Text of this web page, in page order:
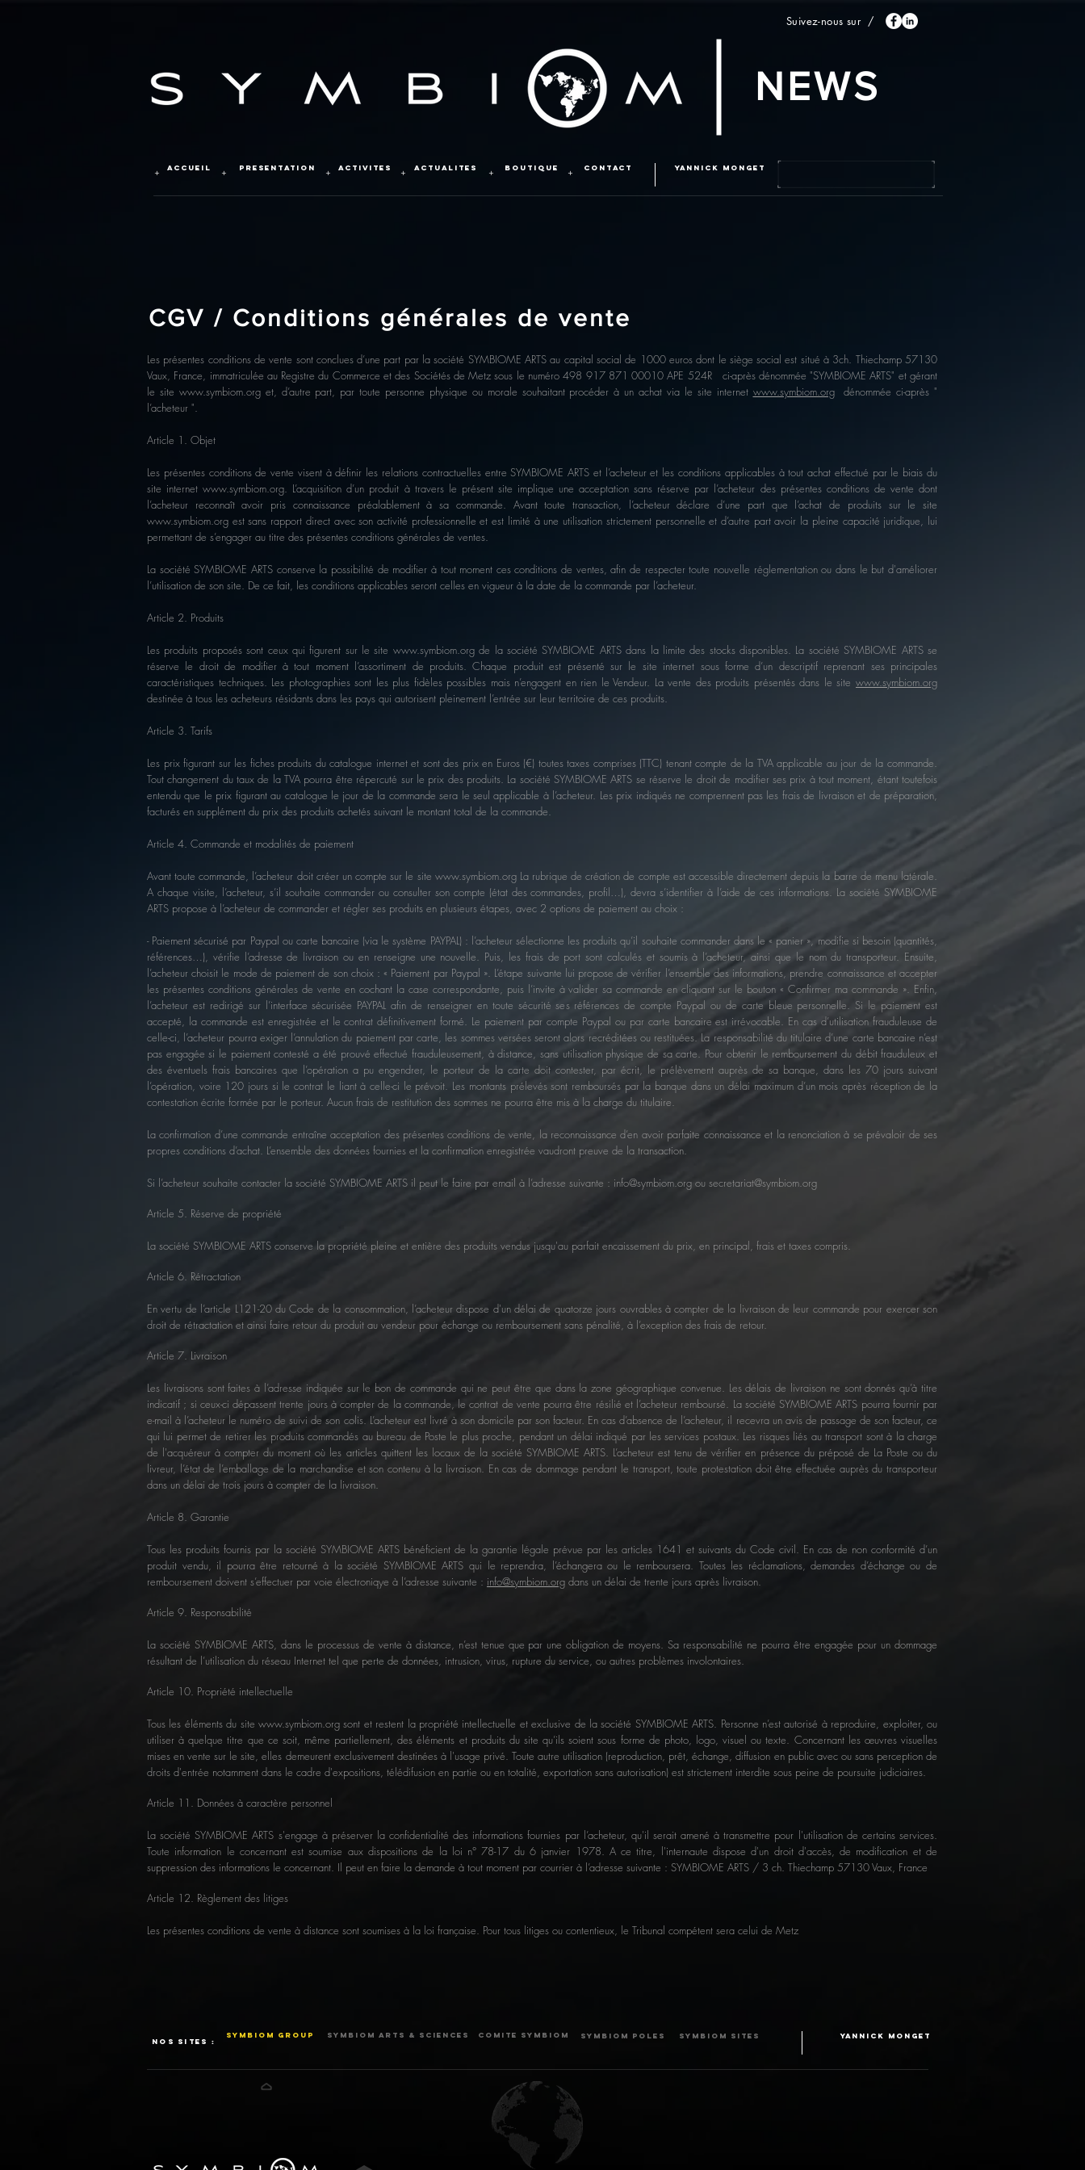
Suivez-nous sur /
NEWS
ACCUEIL ACTUALITES
PRESENTATION ACTIVITES +
+
+
+
+ BOUTIQUE CONTACT
+ YANNICK MONGET
CGV / Conditions générales de vente
Les présentes conditions de vente sont conclues d’une part par la société SYMBIOME ARTS au capital social de 1000 euros dont le siège social est situé à 3ch. Thiechamp 57130
Vaux, France, immatriculée au Registre du Commerce et des Sociétés de Metz sous le numéro 498 917 871 00010 APE 524R ci-après dénommée "SYMBIOME ARTS" et gérant
le site www.symbiom.orget, d’autre part, par toute personne physique ou morale souhaitant procéder à un achat via le site internet www.symbiom.orgdénommée ci-après "
l’acheteur ".
Article 1. Objet
Les présentes conditions de vente visent à définir les relations contractuelles entre SYMBIOME ARTS et l’acheteur et les conditions applicables à tout achat effectué par le biais du
site internetwww.symbiom.org. L’acquisition d’un produit à travers le présent site implique une acceptation sans réserve par l’acheteur des présentes conditions de vente dont
l’acheteur reconnaît avoir pris connaissance préalablement à sa commande. Avant toute transaction, l’acheteur déclare d’une part que l’achat de produits sur le site
www.symbiom.org est sans rapport direct avec son activité professionnelle et est limité à une utilisation strictement personnelle et d’autre part avoir la pleine capacité juridique, lui
permettant de s’engager au titre des présentes conditions générales de ventes.
La société SYMBIOME ARTS conserve la possibilité de modifier à tout moment ces conditions de ventes, afin de respecter toute nouvelle réglementation ou dans le but d'améliorer
l’utilisation de son site. De ce fait, les conditions applicables seront celles en vigueur à la date de la commande par l’acheteur.
Article 2. Produits
Les produits proposés sont ceux qui figurent sur le site www.symbiom.orgde la société SYMBIOME ARTS dans la limite des stocks disponibles. La société SYMBIOME ARTS se
réserve le droit de modifier à tout moment l’assortiment de produits. Chaque produit est présenté sur le site internet sous forme d’un descriptif reprenant ses principales
caractéristiques techniques. Les photographies sont les plus fidèles possibles mais n’engagent en rien le Vendeur. La vente des produits présentés dans le site www.symbiom.org
destinée à tous les acheteurs résidants dans les pays qui autorisent pleinement l’entrée sur leur territoire de ces produits.
Article 3. Tarifs
Les prix figurant sur les fiches produits du catalogue internet et sont des prix en Euros (€) toutes taxes comprises (TTC) tenant compte de la TVA applicable au jour de la commande.
Tout changement du taux de la TVA pourra être répercuté sur le prix des produits. La société SYMBIOME ARTS se réserve le droit de modifier ses prix à tout moment, étant toutefois
entendu que le prix figurant au catalogue le jour de la commande sera le seul applicable à l’acheteur. Les prix indiqués ne comprennent pas les frais de livraison et de préparation,
facturés en supplément du prix des produits achetés suivant le montant total de la commande.
Article 4. Commande et modalités de paiement
Avant toute commande, l’acheteur doit créer un compte sur le site www.symbiom.orgLa rubrique de création de compte est accessible directement depuis la barre de menu latérale.
A chaque visite, l’acheteur, s’il souhaite commander ou consulter son compte (état des commandes, profil…), devra s’identifier à l’aide de ces informations. La société SYMBIOME
ARTS propose à l’acheteur de commander et régler ses produits en plusieurs étapes, avec 2 options de paiement au choix :
- Paiement sécurisé par Paypal ou carte bancaire (via le système PAYPAL) : l’acheteur sélectionne les produits qu’il souhaite commander dans le « panier », modifie si besoin (quantités,
références…), vérifie l’adresse de livraison ou en renseigne une nouvelle. Puis, les frais de port sont calculés et soumis à l’acheteur, ainsi que le nom du transporteur. Ensuite,
l’acheteur choisit le mode de paiement de son choix : « Paiement par Paypal ». L’étape suivante lui propose de vérifier l’ensemble des informations, prendre connaissance et accepter
les présentes conditions générales de vente en cochant la case correspondante, puis l’invite à valider sa commande en cliquant sur le bouton « Confirmer ma commande ». Enfin,
l’acheteur est redirigé sur l’interface sécurisée PAYPAL afin de renseigner en toute sécurité ses références de compte Paypal ou de carte bleue personnelle. Si le paiement est
accepté, la commande est enregistrée et le contrat définitivement formé. Le paiement par compte Paypal ou par carte bancaire est irrévocable. En cas d’utilisation frauduleuse de
celle-ci, l’acheteur pourra exiger l’annulation du paiement par carte, les sommes versées seront alors recréditées ou restituées. La responsabilité du titulaire d’une carte bancaire n’est
pas engagée si le paiement contesté a été prouvé effectué frauduleusement, à distance, sans utilisation physique de sa carte. Pour obtenir le remboursement du débit frauduleux et
des éventuels frais bancaires que l’opération a pu engendrer, le porteur de la carte doit contester, par écrit, le prélèvement auprès de sa banque, dans les 70 jours suivant
l’opération, voire 120 jours si le contrat le liant à celle-ci le prévoit. Les montants prélevés sont remboursés par la banque dans un délai maximum d’un mois après réception de la
contestation écrite formée par le porteur. Aucun frais de restitution des sommes ne pourra être mis à la charge du titulaire.
La confirmation d’une commande entraîne acceptation des présentes conditions de vente, la reconnaissance d’en avoir parfaite connaissance et la renonciation à se prévaloir de ses
propres conditions d’achat. L’ensemble des données fournies et la confirmation enregistrée vaudront preuve de la transaction.
Si l’acheteur souhaite contacter la société SYMBIOME ARTS il peut le faire par email à l’adresse suivante : info@symbiom.org ou secretariat@symbiom.org
Article 5. Réserve de propriété
La société SYMBIOME ARTS conserve la propriété pleine et entière des produits vendus jusqu'au parfait encaissement du prix, en principal, frais et taxes compris.
Article 6. Rétractation
En vertu de l’article L121-20 du Code de la consommation, l’acheteur dispose d'un délai de quatorze jours ouvrables à compter de la livraison de leur commande pour exercer son
droit de rétractation et ainsi faire retour du produit au vendeur pour échange ou remboursement sans pénalité, à l’exception des frais de retour.
Article 7. Livraison
Les livraisons sont faites à l’adresse indiquée sur le bon de commande qui ne peut être que dans la zone géographique convenue. Les délais de livraison ne sont donnés qu’à titre
indicatif ; si ceux-ci dépassent trente jours à compter de la commande, le contrat de vente pourra être résilié et l’acheteur remboursé. La société SYMBIOME ARTS pourra fournir par
e-mail à l’acheteur le numéro de suivi de son colis. L’acheteur est livré à son domicile par son facteur. En cas d’absence de l’acheteur, il recevra un avis de passage de son facteur, ce
qui lui permet de retirer les produits commandés au bureau de Poste le plus proche, pendant un délai indiqué par les services postaux. Les risques liés au transport sont à la charge
de l'acquéreur à compter du moment où les articles quittent les locaux de la société SYMBIOME ARTS. L’acheteur est tenu de vérifier en présence du préposé de La Poste ou du
livreur, l’état de l’emballage de la marchandise et son contenu à la livraison. En cas de dommage pendant le transport, toute protestation doit être effectuée auprès du transporteur
dans un délai de trois jours à compter de la livraison.
Article 8. Garantie
Tous les produits fournis par la société SYMBIOME ARTS bénéficient de la garantie légale prévue par les articles 1641 et suivants du Code civil. En cas de non conformité d’un
produit vendu, il pourra être retourné à la société SYMBIOME ARTS qui le reprendra, l’échangera ou le remboursera. Toutes les réclamations, demandes d’échange ou de
remboursement doivent s’effectuer par voie électroniqye à l’adresse suivante : info@symbiom.org dans un délai de trente jours après livraison.
Article 9. Responsabilité
La société SYMBIOME ARTS, dans le processus de vente à distance, n’est tenue que par une obligation de moyens. Sa responsabilité ne pourra être engagée pour un dommage
résultant de l’utilisation du réseau Internet tel que perte de données, intrusion, virus, rupture du service, ou autres problèmes involontaires.
Article 10. Propriété intellectuelle
Tous les éléments du site www.symbiom.org sont et restent la propriété intellectuelle et exclusive de la société SYMBIOME ARTS. Personne n’est autorisé à reproduire, exploiter, ou
utiliser à quelque titre que ce soit, même partiellement, des éléments et produits du site qu’ils soient sous forme de photo, logo, visuel ou texte. Concernant les œuvres visuelles
mises en vente sur le site, elles demeurent exclusivement destinées à l'usage privé. Toute autre utilisation (reproduction, prêt, échange, diffusion en public avec ou sans perception de
droits d'entrée notamment dans le cadre d'expositions, télédifusion en partie ou en totalité, exportation sans autorisation) est strictement interdite sous peine de poursuite judiciaires.
Article 11. Données à caractère personnel
La société SYMBIOME ARTS s'engage à préserver la confidentialité des informations fournies par l’acheteur, qu'il serait amené à transmettre pour l'utilisation de certains services.
Toute information le concernant est soumise aux dispositions de la loi n° 78-17 du 6 janvier 1978. A ce titre, l'internaute dispose d'un droit d'accès, de modification et de
suppression des informations le concernant. Il peut en faire la demande à tout moment par courrier à l’adresse suivante : SYMBIOME ARTS / 3 ch. Thiechamp 57130 Vaux, France
Article 12. Règlement des litiges
Les présentes conditions de vente à distance sont soumises à la loi française. Pour tous litiges ou contentieux, le Tribunal compétent sera celui de Metz
NOS SITES :
SYMBIOM GROUP SYMBIOM ARTS & SCIENCES COMITE SYMBIOM SYMBIOM POLES SYMBIOM SITES YANNICK MONGET